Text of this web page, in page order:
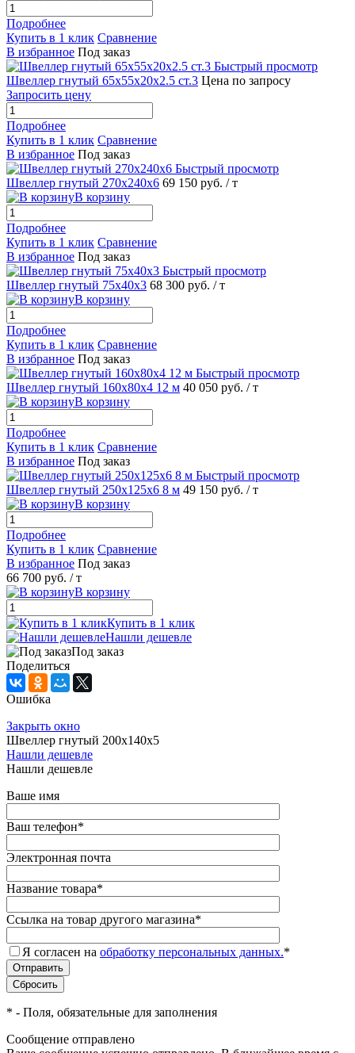
Подробнее
Купить в 1 клик Сравнение
В избранное Под заказ
Быстрый просмотр
Швеллер гнутый 65х55х20х2.5 ст.3 Цена по запросу
Запросить цену
Подробнее
Купить в 1 клик Сравнение
В избранное Под заказ
Быстрый просмотр
Швеллер гнутый 270х240х6 69 150 руб. / т
В корзину
Подробнее
Купить в 1 клик Сравнение
В избранное Под заказ
Быстрый просмотр
Швеллер гнутый 75х40х3 68 300 руб. / т
В корзину
Подробнее
Купить в 1 клик Сравнение
В избранное Под заказ
Быстрый просмотр
Швеллер гнутый 160х80х4 12 м 40 050 руб. / т
В корзину
Подробнее
Купить в 1 клик Сравнение
В избранное Под заказ
Быстрый просмотр
Швеллер гнутый 250х125х6 8 м 49 150 руб. / т
В корзину
Подробнее
Купить в 1 клик Сравнение
В избранное Под заказ
66 700 руб. / т
В корзину
Купить в 1 клик
Нашли дешевле
Под заказ
Поделиться
Ошибка
Закрыть окно
Швеллер гнутый 200х140х5
Нашли дешевле
Нашли дешевле
Ваше имя
Ваш телефон*
Электронная почта
Название товара*
Ссылка на товар другого магазина*
Я согласен на обработку персональных данных.*
* - Поля, обязательные для заполнения
Сообщение отправлено